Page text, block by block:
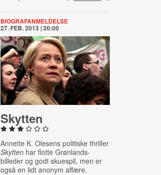
BIOGRAFANMELDELSE
27. FEB. 2013 | 20:00
Skytten
Annette K. Olesens politiske thriller
Skyttenhar flotte Grønlands-
billeder og godt skuespil, men er
også en lidt anonym affære.